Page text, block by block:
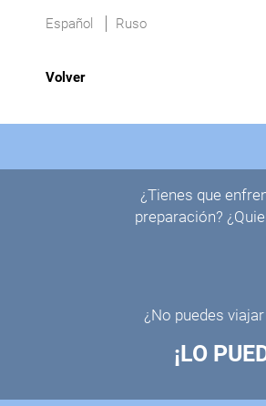
Español Ruso
Volver
¿Tienes que
preparación?
¿No puedes
¡LO